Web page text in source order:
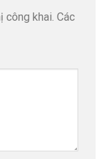
công khai. Các